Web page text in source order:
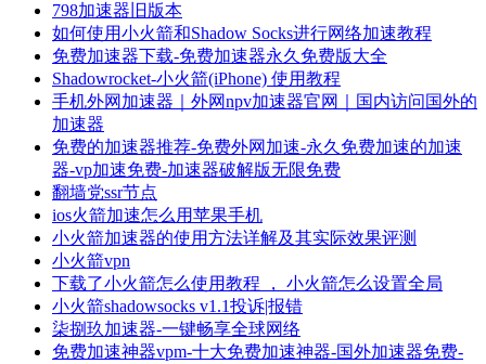
798加速器旧版本
如何使用小火箭和Shadow Socks进行网络加速教程
免费加速器下载-免费加速器永久免费版大全
Shadowrocket-小火箭(iPhone) 使用教程
手机外网加速器｜外网npv加速器官网｜国内访问国外的
加速器
免费的加速器推荐-免费外网加速-永久免费加速的加速
器-vp加速免费-加速器破解版无限免费
翻墙党ssr节点
ios火箭加速怎么用苹果手机
小火箭加速器的使用方法详解及其实际效果评测
小火箭vpn
下载了小火箭怎么使用教程 ， 小火箭怎么设置全局
小火箭shadowsocks v1.1投诉|报错
柒捌玖加速器-一键畅享全球网络
免费加速神器vpm-十大免费加速神器-国外加速器免费-